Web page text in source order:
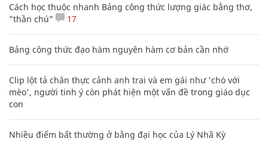
Cách học thuộc nhanh Bảng công thức lượng giác bằng thơ,
"thần chú"
17
Bảng công thức đạo hàm nguyên hàm cơ bản cần nhớ
Clip lột tả chân thực cảnh anh trai và em gái như 'chó với
mèo', người tinh ý còn phát hiện một vấn đề trong giáo dục
con
Nhiều điểm bất thường ở bằng đại học của Lý Nhã Kỳ